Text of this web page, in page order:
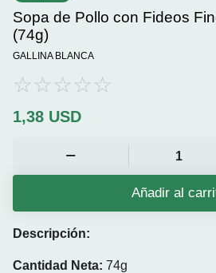
Sopa de Pollo con Fideos
(74g)
GALLINA BLANCA
1,38 USD
Añadir al
Descripción:
Cantidad Neta: 74g